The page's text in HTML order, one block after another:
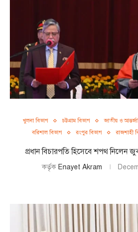
খুলনা বিভাগ চট্টগ্রাম বিভাগ জাতীয় ও
বরিশাল বিভাগ
রংপুর বিভাগ রাজশাহী
প্রধান বিচারপতি হিসেবে শপথ নিলেন
কর্তৃক Enayet Akram